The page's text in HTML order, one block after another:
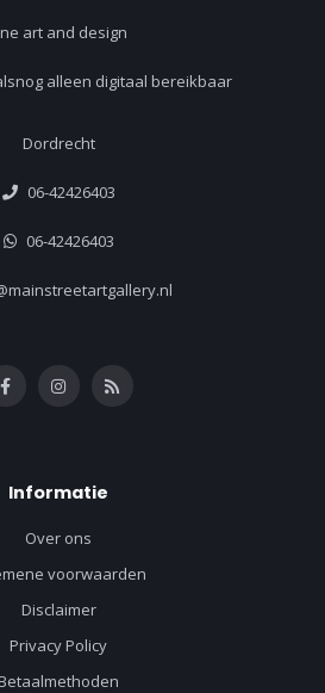
art and design
alleen digitaal bereikbaar
Dordrecht
06-42426403
06-42426403
Informatie
Over ons
voorwaarden
Disclaimer
Privacy Policy